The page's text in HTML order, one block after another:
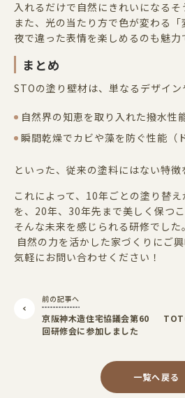
入れるだけで自然にきれいになるそ
また、光の当たり方で色が変わる
夜で違った表情を楽しめるのも魅力
まとめ
STOの塗り壁材は、単なるデザイン
自然界の知恵を取り入れた撥水性
瞬間乾燥でカビや藻を防ぐ性能（
といった、従来の塗料にはない特徴
これによって、 10年ごとの塗り替
を、 20年、 30年先まで美しく保つ
そんな未来を感じられる研修でした。
自然の力を活かした家づくりにご
気軽にお問い合わせください！
前の記事へ
京阪神木造住宅協議会第60
回研修会に参加しました
一覧へ戻る